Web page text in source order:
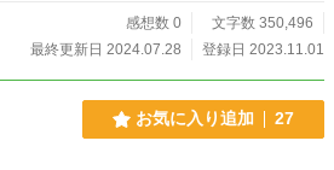
。 ・小坂、菅原：和都と春日のクラスメイト。
感想数 0
文字数 350,496
最終更新日 2024.07.28
登録日 2023.11.01
お気に入り追加 27